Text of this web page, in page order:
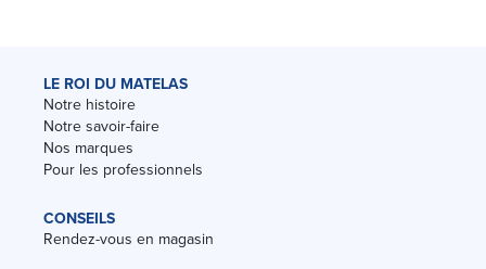
LE ROI DU MATELAS
Notre histoire
Notre savoir-faire
Nos marques
Pour les professionnels
CONSEILS
Rendez-vous en magasin